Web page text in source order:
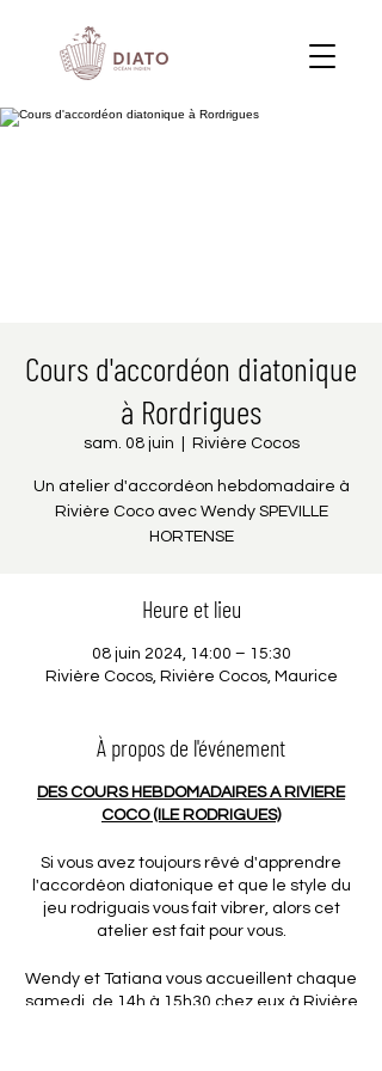
Cours d'accordéon diatonique
à Rordrigues
sam. 08 juin Rivière Cocos
Un atelier d'accordéon hebdomadaire à
Rivière Coco avec Wendy SPEVILLE
HORTENSE
Heure et lieu
08 juin 2024, 14:00 – 15:30
Rivière Cocos, Rivière Cocos, Maurice
À propos de l'événement
DES COURS HEBDOMADAIRES A RIVIERE
COCO (ILE RODRIGUES)
Si vous avez toujours rêvé d'apprendre
l'accordéon diatonique et que le style du
jeu rodriguais vous fait vibrer, alors cet
atelier est fait pour vous.
Wendy et Tatiana vous accueillent chaque
samedi, de 14h à 15h30 chez eux à Rivière